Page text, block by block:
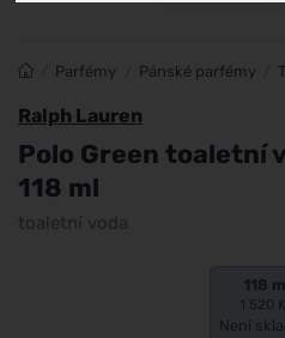
Parfémy Pánské parfémy
Ralph Lauren
Polo Green toaletní
118 ml
toaletní voda
118
1 520
Není